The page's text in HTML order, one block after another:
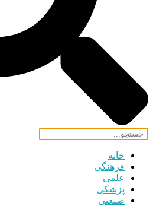
خانه
فرهنگی
علمی
پزشکی
صنعتی